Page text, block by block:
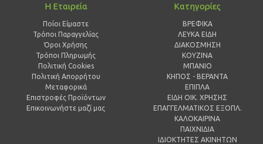
Η Εταιρεία
Ποίοι Είμαστε
Τρόποι Παραγγελίας
Όροι Χρήσης
Τρόποι Πληρωμής
Πολιτική Cookies
Πολιτική Απορρήτου
Μεταφορικά
Επιστροφές Προϊόντων
Επικοινωνήστε μαζί μας
Κατηγορίες
ΒΡΕΦΙΚΑ
ΛΕΥΚΑ ΕΙΔΗ
ΔΙΑΚΟΣΜΗΣΗ
ΚΟΥΖΙΝΑ
ΜΠΑΝΙΟ
ΚΗΠΟΣ - ΒΕΡΑΝΤΑ
ΕΠΙΠΛΑ
ΕΙΔΗ ΟΙΚ. ΧΡΗΣΗΣ
ΕΠΑΓΓΕΛΜΑΤΙΚΟΣ ΕΞΟΠΛ.
ΚΑΛΟΚΑΙΡΙΝΑ
ΠΑΙΧΝΙΔΙΑ
ΙΔΙΟΚΤΗΤΕΣ ΑΚΙΝΗΤΩΝ